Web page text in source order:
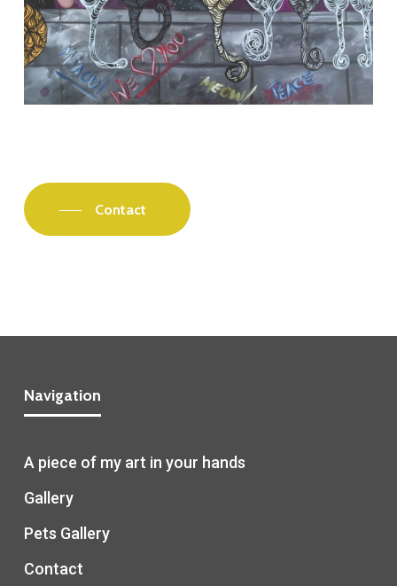
Contact
Navigation
A piece of my art in your hands
Gallery
Pets Gallery
Contact